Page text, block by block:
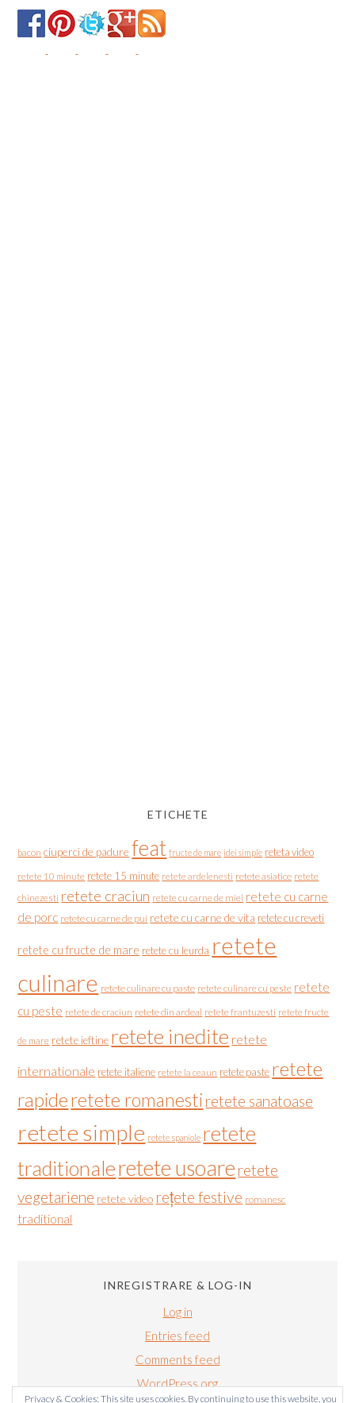
ETICHETE
bacon ciuperci de padure feat fructe de mare idei simple reteta video
retete 10 minute retete 15 minute retete ardelenesti retete asiatice retete
chinezesti retete craciun retete cu carne de miel retete cu carne
de porc retete cu carne de pui retete cu carne de vita retete cu creveti
retete cu fructe de mare retete cu leurda retete
culinare retete culinare cu paste retete culinare cu peste retete
cu peste retete de craciun retete din ardeal retete frantuzesti retete fructe
de mare retete ieftine retete inedite retete
internationale retete italiene retete la ceaun retete paste retete
rapideretete romanesti retete sanatoase
retete simple retete spaniole retete
traditionaleretete usoare retete
vegetariene retete video rețete festive romanesc
traditional
Privacy & Cookies: This site uses cookies. By continuing to use this website, you
INREGISTRARE & LOG-IN
Log in
Entries feed
Comments feed
WordPress.org